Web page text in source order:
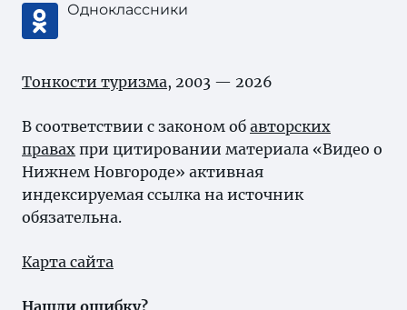
Одноклассники
Тонкости туризма, 2003 — 2026
В соответствии с законом об авторских
правах при цитировании материала «Видео о
Нижнем Новгороде» активная
индексируемая ссылка на источник
обязательна.
Карта сайта
Нашли ошибку?